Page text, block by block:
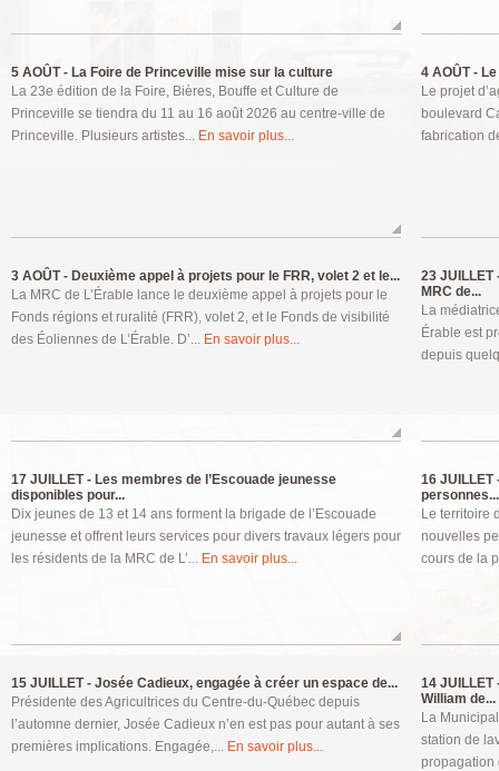
5 AOÛT - La Foire de Princeville mise sur la culture
La 23e édition de la Foire, Bières, Bouffe et Culture de
Princeville se tiendra du 11 au 16 août 2026 au centre-ville de
Princeville. Plusieurs artistes... En savoir plus...
4 AOÛT -
Le projet
boulevard
fabrication
3 AOÛT - Deuxième appel à projets pour le FRR, volet 2 et le...
La MRC de L’Érable lance le deuxième appel à projets pour le
Fonds régions et ruralité (FRR), volet 2, et le Fonds de visibilité
des Éoliennes de L’Érable. D’... En savoir plus...
23 JUILLET
MRC de...
La
Érable est
depuis
17 JUILLET - Les membres de l’Escouade jeunesse
disponibles pour...
Dix jeunes de 13 et 14 ans forment la brigade de l’Escouade
jeunesse et offrent leurs services pour divers travaux légers pour
les résidents de la MRC de L’... En savoir plus...
16 JUILLET
personnes...
Le territoire
nouvelles
cours de la
15 JUILLET - Josée Cadieux, engagée à créer un espace de...
Présidente des Agricultrices du Centre-du-Québec depuis
l’automne dernier, Josée Cadieux n’en est pas pour autant à ses
premières implications. Engagée,... En savoir plus...
14 JUILLET
William de...
La
station de
propagation